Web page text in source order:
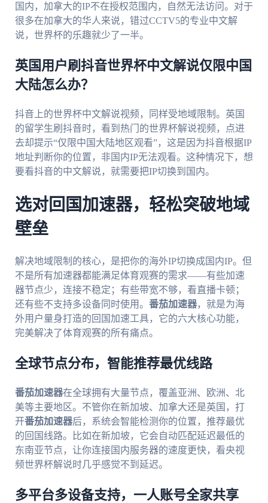
国内，加拿大的IP不在授权范围内，自然无法访问。对于
很多在加拿大的华人来说，错过CCTV5的专业中文解
说，世界杯的乐趣就少了一半。
英国用户刷抖音世界杯中文解说仅限中国
大陆怎么办？
抖音上的世界杯中文解说视频，同样受地域限制。英国
的留学生刷抖音时，看到热门的世界杯解说视频，点进
去却提示“仅限中国大陆地区观看”，这是因为抖音根据IP
地址判断你的位置，非国内IP无法观看。这种情况下，想
要看抖音的中文解说，就需要把IP切换到国内。
选对回国加速器，轻松突破地域
壁垒
解决地域限制的核心，是把你的海外IP切换成国内IP。但
不是所有加速器都能满足体育观赛的需求——有些加速
器节点少，连接不稳定；有些带宽不够，看直播卡顿；
还有些不支持多设备同时使用。 番茄加速器，就是为海
外用户量身打造的回国加速工具，它的六大核心功能，
完美解决了体育观赛的所有痛点。
全球节点分布，智能推荐最优线路
番茄加速器在全球拥有大量节点，覆盖亚洲、欧洲、北
美等主要地区。不管你在新加坡、加拿大还是英国，打
开番茄加速器后，系统会智能检测你的位置，推荐最优
的回国线路。比如在新加坡，它会自动匹配延迟最低的
东南亚节点，让你连接国内服务器的速度更快，看央视
频世界杯解说时几乎感觉不到延迟。
多平台多设备支持，一人账号全家共享